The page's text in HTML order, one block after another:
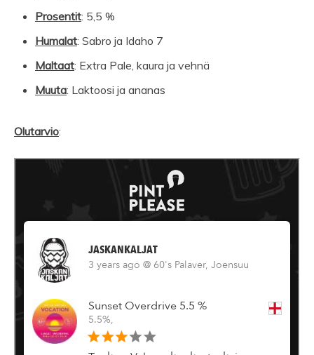
Prosentit: 5,5 %
Humalat: Sabro ja Idaho 7
Maltaat: Extra Pale, kaura ja vehnä
Muuta: Laktoosi ja ananas
Olutarvio: